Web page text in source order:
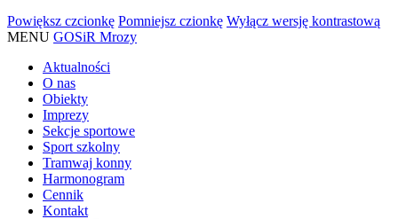
Powiększ czcionkę Pomniejsz czionkę Wyłącz wersję kontrastową
MENU GOSiR Mrozy
Aktualności
O nas
Obiekty
Imprezy
Sekcje sportowe
Sport szkolny
Tramwaj konny
Harmonogram
Cennik
Kontakt